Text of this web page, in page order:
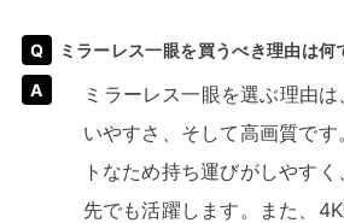
ミラーレス一眼を買うべき理由は何
ミラーレス一眼を選ぶ理由は、その軽さと扱
いやすさ、そして高画質です
トなため持ち運びがしやす
先でも活躍します。また、